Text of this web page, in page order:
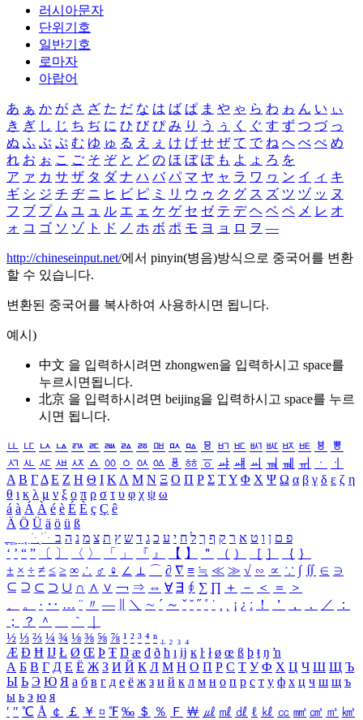
러시아문자
단위기호
일반기호
로마자
아랍어
あ ぁ か が さ ざ た だ な は ば ぱ ま や ゃ ら わ ゎ ん い ぃ
き ぎ し じ ち ぢ に ひ び ぴ み り う ぅ く ぐ す ず つ づ っ
ぬ ふ ぶ ぷ む ゆ ゅ る え ぇ け げ せ ぜ て で ね へ べ ぺ め
れ お ぉ こ ご そ ぞ と ど の ほ ぼ ぽ も よ ょ ろ を
ア ァ カ サ ザ タ ダ ナ ハ バ パ マ ヤ ャ ラ ワ ヮ ン イ ィ キ
ギ シ ジ チ ヂ ニ ヒ ビ ピ ミ リ ウ ゥ ク グ ス ズ ツ ヅ ッ ヌ
フ ブ プ ム ユ ュ ル エ ェ ケ ゲ セ ゼ テ デ ヘ ベ ペ メ レ オ
ォ コ ゴ ソ ゾ ト ド ノ ホ ボ ポ モ ヨ ョ ロ ヲ ―
http://chineseinput.net/에서 pinyin(병음)방식으로 중국어를 변환
할 수 있습니다.
변환된 중국어를 복사하여 사용하시면 됩니다.
예시)
中文 을 입력하시려면 zhongwen을 입력하시고 space를
누르시면됩니다.
北京 을 입력하시려면 beijing을 입력하시고 space를 누르
시면 됩니다.
ㅥ ㅦ ㅧ ㅨ ㅩ ㅪ ㅫ ㅬ ㅭ ㅮ ㅯ ㅰ ㅱ ㅲ ㅳ ㅴ ㅵ ㅶ ㅷ ㅸ
ㅹ
ㅺ ㅻ ㅼ ㅽ ㅾ ㅿ ㆀ ㆁ ㆂ ㆃ ㆄ ㆅ ㆆ ㆇ ㆈ ㆉ ㆊ ㆋ ㆌ ㆍ
ㆎ
Α Β ΓΔ Ε Ζ Η Θ Ι ΚΛ Μ Ν Ξ Ο Π Ρ Σ ΤΥ Φ Χ Ψ Ω α β γ δ ε ζ η
θ ι κ λ μ ν ξ ο π ρ σ τ υ φ χ ψ ω
á à Á À é è É È ç Ç ê
Ä Ö Ü ä ö ü ß
ִֶֹ ֻּ ׁׂ פ ם ן ו ט א ר ק ף ך ל ח י ע כ ג ד ש ץ ת צ מ נ ה ב
‘ ’ “ ” 〔 〕 〈 〉 「 」 『 』 【 】 ＂ （ ） ［ ］ ｛ ｝
± × ÷ ≠ ≤ ≥ ∞ ∴ ♂ ♀ ∠ ⊥ ⌒ ∂ ∇ ≡ ≒ ≪ ≫ √ ∽ ∝ ∵ ∫ ∬ ∈ ∋
⊆ ⊇ ⊂ ⊃ ∪ ∩ ∧ ∨ ￢ ⇒ ⇔ ∀ ∃ ∮ ∑ ∏ ＋ － ＜ ＝
＞
、
。 · ‥ … ¨ 〃 ― ＼ ∼ ´ ～ ˇ ˘ ˝ ˚ ˙ ¸ ¡ ¿ ː ！ ＇ ， ． ／
：
；
？ ＾ ｀
½ ⅓ ⅔ ¼ ¾ ⅛ ⅜ ⅝ ⅞ ¹ ² ³ ⁴ ⁿ ₁ ₂ ₃ ₄
Æ Ð Ħ Ĳ Ł Ø Œ Þ Ŧ Ŋ æ đ ð ħ ı ĳ ĸ ŀ ł ø œ ß þ ŧ ŋ ŉ
А Б В Г Д Е Ё Ж З И Й К Л М Н О П Р С Т У Ф Х Ц Ч Ш Щ Ъ
Ы Ь Э Ю Я а б в г д е ё ж з и й к л м н о п р с т у ф х ц ч ш щ ъ
ы ь э ю я
′ ″ ℃ Å ￠ ￡ ￥ ¤ ℉ ‰ ＄ ％ Ｆ ￦ ㎕ ㎖ ㎗ ℓ ㎘ ㏄ ㎣ ㎤ ㎥ ㎦